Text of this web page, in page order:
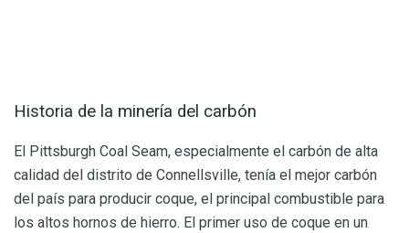
Historia de la minería del carbón
El Pittsburgh Coal Seam, especialmente el carbón de alta
calidad del distrito de Connellsville, tenía el mejor carbón
del país para producir coque, el principal combustible para
los altos hornos de hierro. El primer uso de coque en un